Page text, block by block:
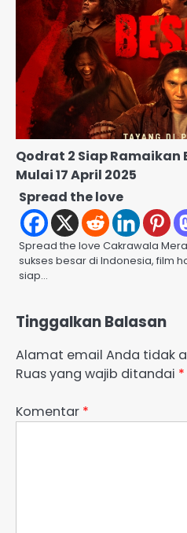
Qodrat 2 Siap
Mulai 17 April 2025
Spread the love
Spread the love Cakrawala
sukses besar di Indonesia, film
siap…
Tinggalkan Balasan
Alamat email Anda tidak
Ruas yang wajib ditandai *
Komentar *